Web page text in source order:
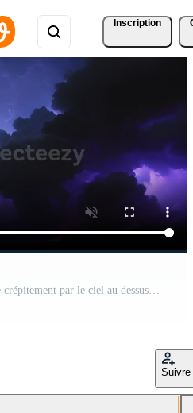
Inscription
déchiqueté boulons de foudre crépitement par le ciel au dessus Vidéo Gratuite
Suivre